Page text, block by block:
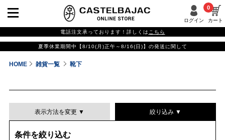
ログイン カート
0
電話注文承っております！詳しくは こちら
夏季休業期間中【8/10(月)正午～8/16(日)】の発送に関して
HOME 雑貨一覧 靴下
表示方法を変更 ▼ 絞り込み ▼
条件を絞り込む